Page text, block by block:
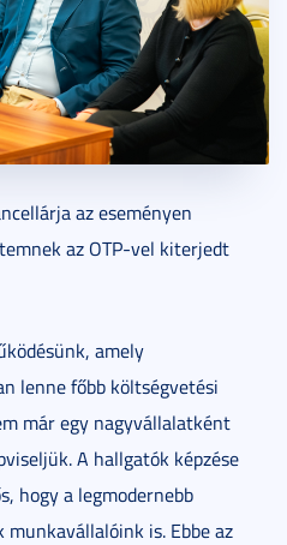
az eseményen
az OTP-vel kiterjedt
amely
lenne főbb költségvetési
már egy nagyvállalatként
A hallgatók képzése
hogy a legmodernebb
is. Ebbe az